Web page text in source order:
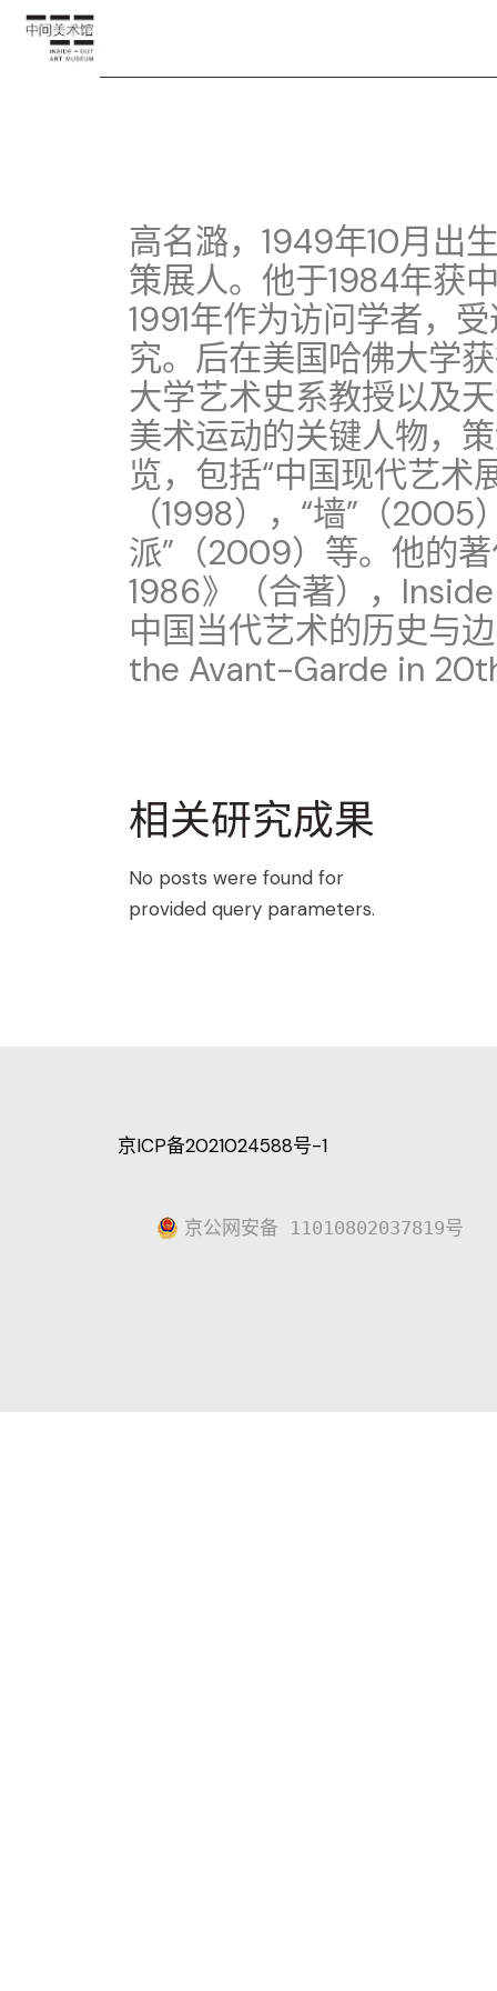
高名潞，1949年10月出
策展人。他于1984年获
1991年作为访问学者，
究。后在美国哈佛大学
大学艺术史系教授以及
美术运动的关键人物，
览，包括“中国现代艺术
（1998），“墙”（
派”（2009）等。他的
1986》（合著），
中国当代艺术的历史与
the Avant-Garde in
相关研究成果
No posts were found for
provided query parameters.
京ICP备2021024588号-1
京公网安备 11010802037819号